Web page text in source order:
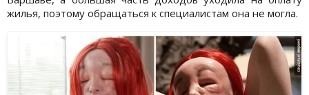
жилья, поэтому обращаться к специалистам она не могла.